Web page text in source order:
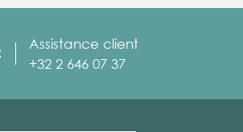
Assistance client
+32 2 646 07 37